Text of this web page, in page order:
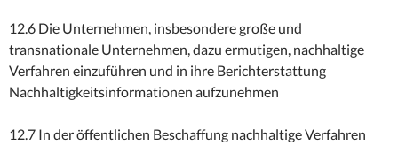
12.6 Die Unternehmen, insbesondere große und
transnationale Unternehmen, dazu ermutigen, nachhaltige
Verfahren einzuführen und in ihre Berichterstattung
Nachhaltigkeitsinformationen aufzunehmen
12.7 In der öffentlichen Beschaffung nachhaltige Verfahren